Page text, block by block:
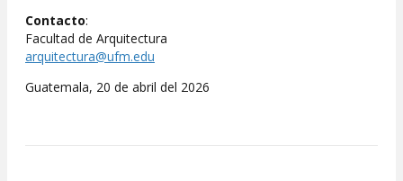
Contacto:
Facultad de Arquitectura
arquitectura@ufm.edu
Guatemala, 20 de abril del 2026